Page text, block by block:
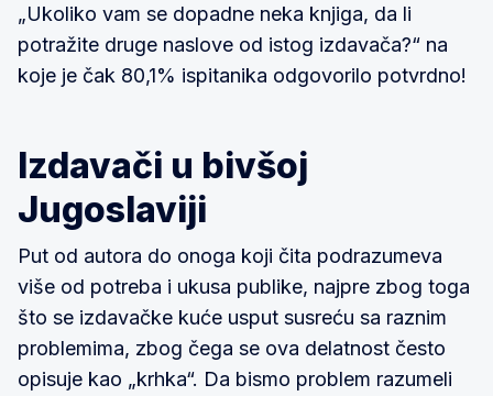
„Ukoliko vam se dopadne neka knjiga, da li
potražite druge naslove od istog izdavača?“ na
koje je čak 80,1% ispitanika odgovorilo potvrdno!
Izdavači u bivšoj
Jugoslaviji
Put od autora do onoga koji čita podrazumeva
više od potreba i ukusa publike, najpre zbog toga
što se izdavačke kuće usput susreću sa raznim
problemima, zbog čega se ova delatnost često
opisuje kao „krhka“. Da bismo problem razumeli